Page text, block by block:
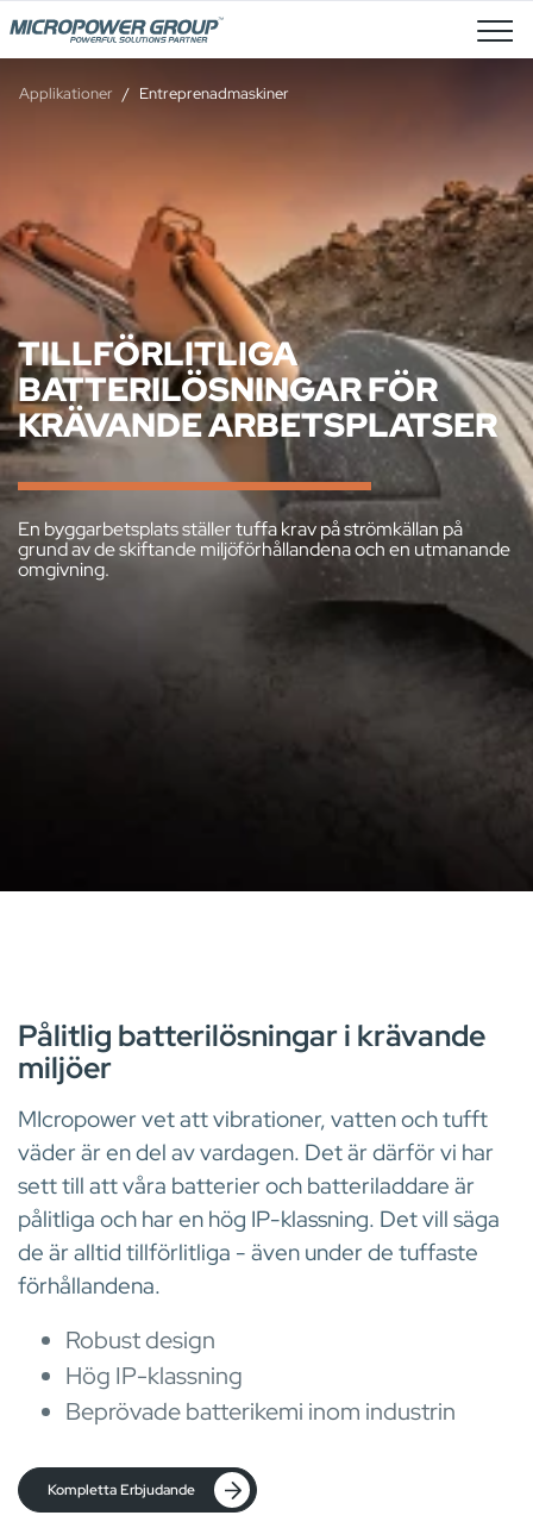
Lediga Tjänster
Applikationer Entreprenadmaskiner
TILLFÖRLITLIGA
BATTERILÖSNINGAR FÖR
KRÄVANDE ARBETSPLATSER
En byggarbetsplats ställer tuffa krav på strömkällan på
grund av de skiftande miljöförhållandena och en utmanande
omgivning.
Pålitlig batterilösningar i krävande
miljöer
MIcropower vet att vibrationer, vatten och tufft
väder är en del av vardagen. Det är därför vi har
sett till att våra batterier och batteriladdare är
pålitliga och har en hög IP-klassning. Det vill säga
de är alltid tillförlitliga - även under de tuffaste
förhållandena.
Robust design
Hög IP-klassning
Beprövade batterikemi inom industrin
Kompletta Erbjudande